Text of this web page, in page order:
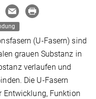
(U‑Fasern) sind
grauen Substanz in
verlaufen und
Die U‑Fasern
Entwicklung, Funktion